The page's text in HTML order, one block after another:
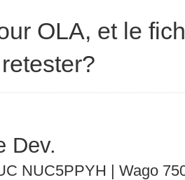
OLA, et le
Dev.
NUC5PPYH | Wago